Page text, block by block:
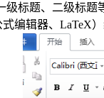
标题、二级标题
编辑器、LaTeX